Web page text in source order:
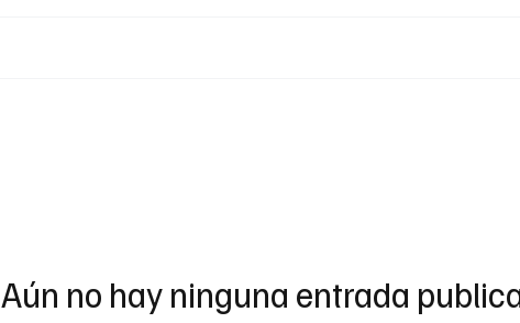
Aún no hay ninguna entrada